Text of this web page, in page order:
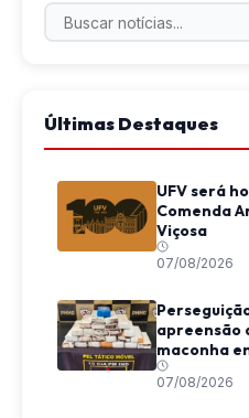
Últimas Destaques
UFV será
Comenda
Viçosa
07/08/2026
apreensão
maconha
07/08/2026